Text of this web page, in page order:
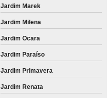
Jardim Marek
Jardim Milena
Jardim Ocara
Jardim Paraíso
Jardim Primavera
Jardim Renata